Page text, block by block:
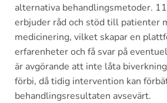
alternativa behandlingsmetoder.
erbjuder råd och stöd till patienter
medicinering, vilket skapar en
erfarenheter och få svar på
är avgörande att inte låta
förbi, då tidig intervention kan
behandlingsresultaten avsevärt.